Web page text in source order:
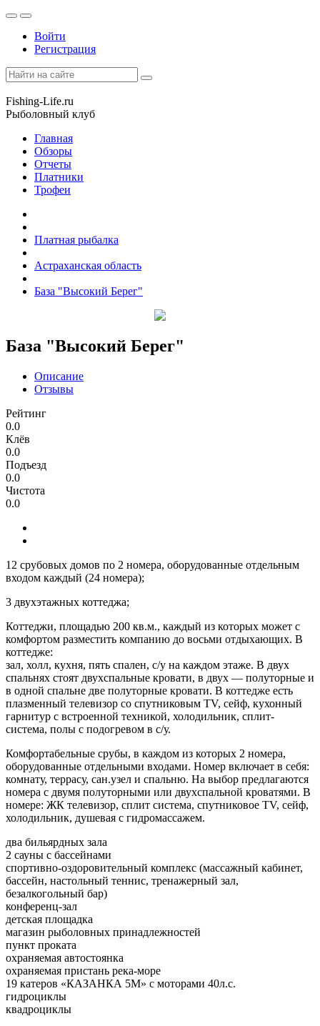
Войти
Регистрация
Fishing-Life.ru
Рыболовный клуб
Главная
Обзоры
Отчеты
Платники
Трофеи
Платная рыбалка
Астраханская область
База "Высокий Берег"
База "Высокий Берег"
Описание
Отзывы
Рейтинг
0.0
Клёв
0.0
Подъезд
0.0
Чистота
0.0
12 срубовых домов по 2 номера, оборудованные отдельным
входом каждый (24 номера);
3 двухэтажных коттеджа;
Коттеджи, площадью 200 кв.м., каждый из которых может с
комфортом разместить компанию до восьми отдыхающих. В
коттедже:
зал, холл, кухня, пять спален, с/у на каждом этаже. В двух
спальнях стоят двухспальные кровати, в двух — полуторные и
в одной спальне две полуторные кровати. В коттедже есть
плазменный телевизор со спутниковым TV, сейф, кухонный
гарнитур с встроенной техникой, холодильник, сплит-
система, полы с подогревом в с/у.
Комфортабельные срубы, в каждом из которых 2 номера,
оборудованные отдельными входами. Номер включает в себя:
комнату, террасу, сан.узел и спальню. На выбор предлагаются
номера с двумя полуторными или двухспальной кроватями. В
номере: ЖК телевизор, сплит система, спутниковое TV, сейф,
холодильник, душевая с гидромассажем.
два бильярдных зала
2 сауны с бассейнами
спортивно-оздоровительный комплекс (массажный кабинет,
бассейн, настольный теннис, тренажерный зал,
безалкогольный бар)
конференц-зал
детская площадка
магазин рыболовных принадлежностей
пункт проката
охраняемая автостоянка
охраняемая пристань река-море
19 катеров «КАЗАНКА 5М» с моторами 40л.с.
гидроциклы
квадроциклы